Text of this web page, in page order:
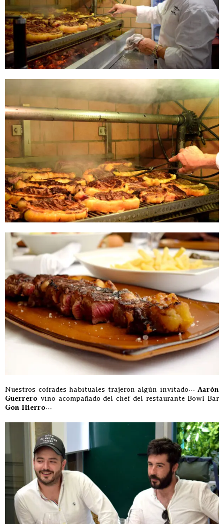
Nuestros cofrades habituales trajeron algún invitado… Aarón
Guerrero vino acompañado del chef del restaurante Bowl Bar
Gon Hierro…